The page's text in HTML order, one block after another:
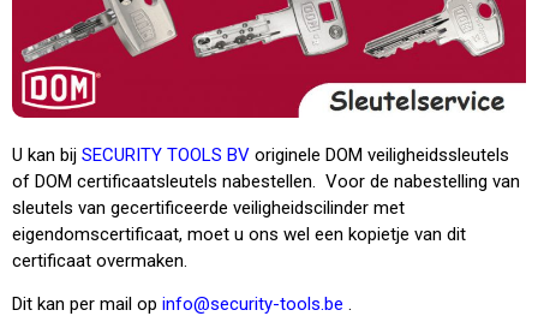
U kan bij SECURITY TOOLS BV originele DOM veiligheidssleutels
of DOM certificaatsleutels nabestellen. Voor de nabestelling van
sleutels van gecertificeerde veiligheidscilinder met
eigendomscertificaat, moet u ons wel een kopietje van dit
certificaat overmaken.
Dit kan per mail op info@security-tools.be .